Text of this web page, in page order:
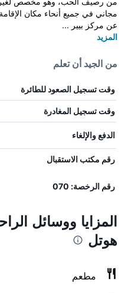
عن مركز بيير ...
المزيد
من الجيد أن تعلم
وقت تسجيل الصعود للطائرة
وقت تسجيل المغادرة
الدفع والإلغاء
رقم مكتب الاستقبال
رقم الرخصة: 070
المزايا ووسائل
هوتل
مطعم